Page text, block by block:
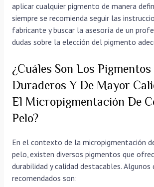
aplicar cualquier pigmento de manera
siempre se recomienda seguir las
fabricante y buscar la asesoría de un
dudas sobre la elección del pigmento
¿Cuáles Son Los
Duraderos Y De Mayor
El Micropigmentación De
Pelo?
En el contexto de la micropigmentación
pelo, existen diversos pigmentos que
durabilidad y calidad destacables. Algunos
recomendados son: